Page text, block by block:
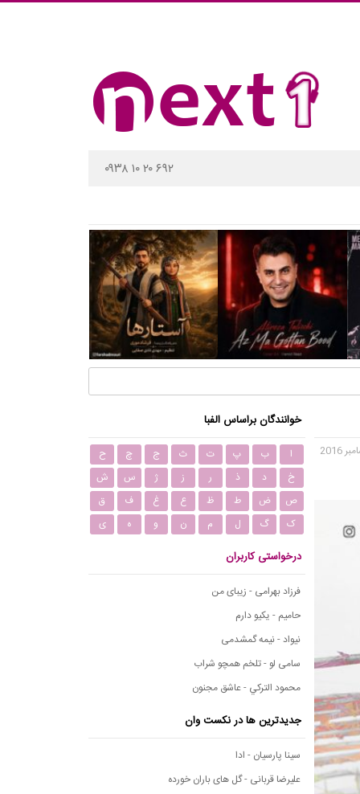
۰۹۳۸ ۱۰ ۲۰ ۶۹۲
خوانندگان براساس الفبا
ا ب پ ت ث ج چ
ح
خ
د ذ ر ز ژ س
ش
ص
ض ط ظ ع غ ف
ق
ک
گ ل م ن و ه ی
درخواستی کاربران
فرزاد بهرامی - زیبای من
حامیم - یکیو دارم
نیواد - نیمه گمشدمی
سامی لو - تلخم همچو شراب
محمود التركي - عاشق مجنون
جدیدترین ها در نکست وان
سینا پارسیان - ادا
علیرضا قربانی - گل های باران خورده